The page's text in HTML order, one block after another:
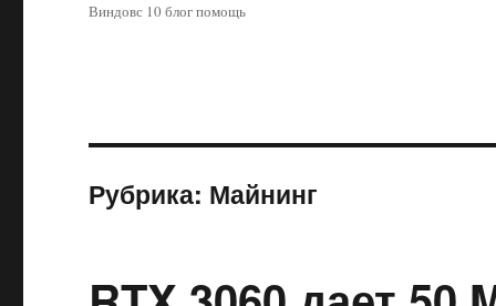
Виндовс 10 блог помощь
Рубрика: Майнинг